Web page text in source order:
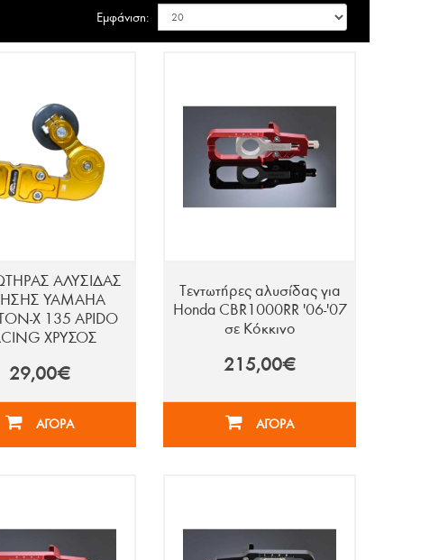
Εμφάνιση:
ΑΛΥΣΙΔΑΣ
YAMAHA
X 135 APIDO
ΧΡΥΣΟΣ
29,00€
ΑΓΟΡΑ
Τεντωτήρες αλυσίδας για
Honda CBR1000RR '06-'07
σε Κόκκινο
215,00€
ΑΓΟΡΑ